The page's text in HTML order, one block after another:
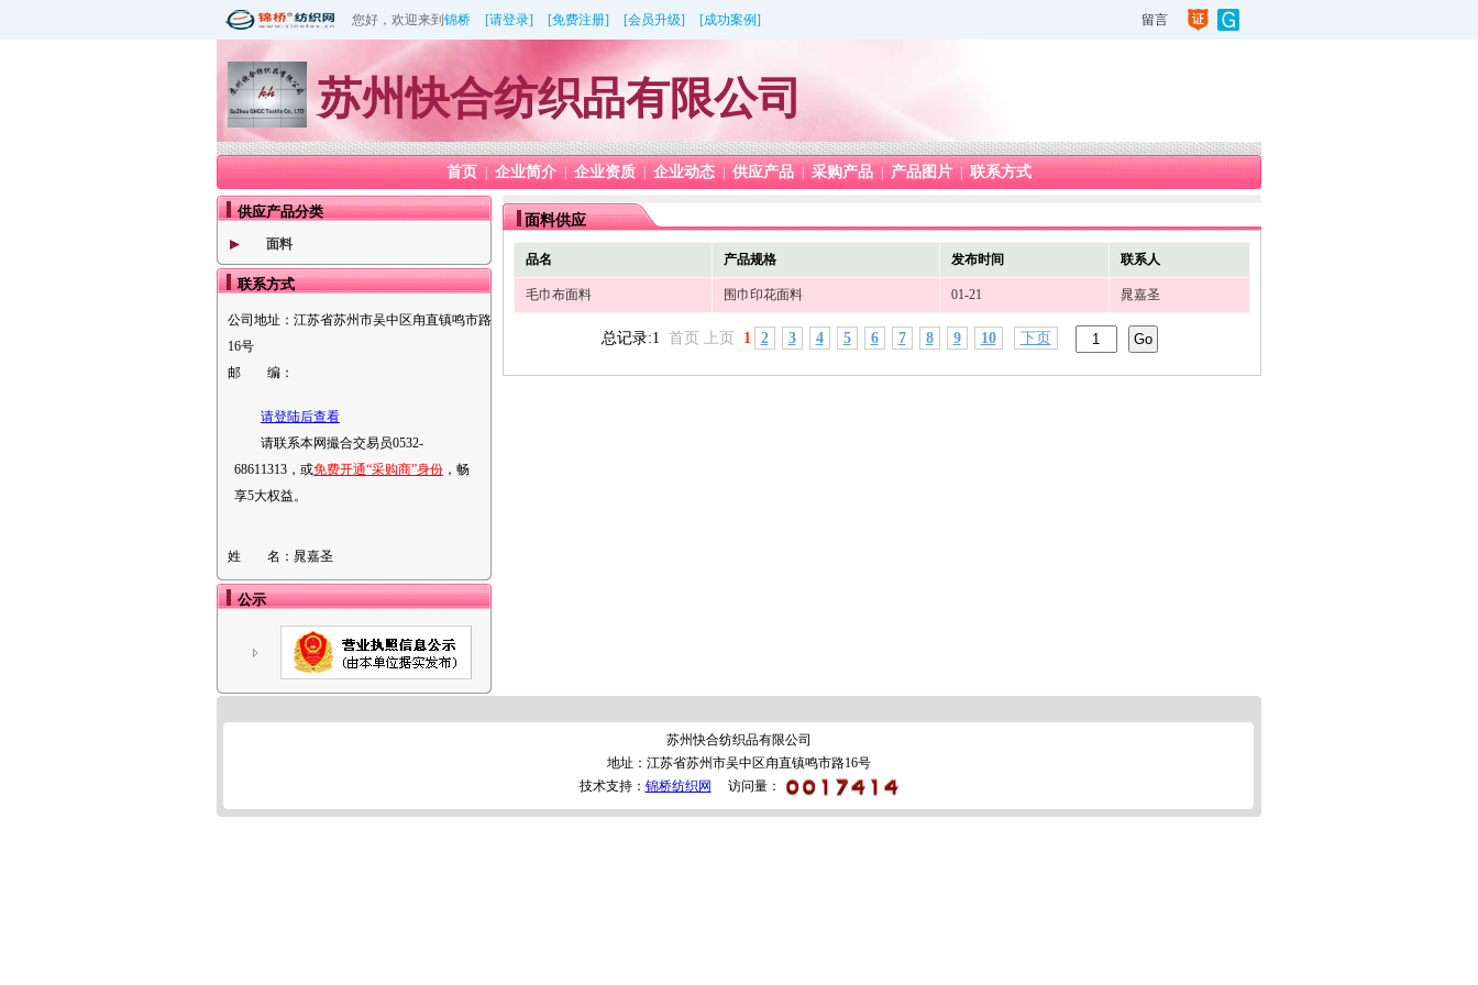
您好，欢迎来到 锦桥 [请登录] [免费注册] [会员升级] [成功案例] 留言
苏州快合纺织品有限公司
首页 企业简介 | 企业资质 企业动态 供应产品 采购产品 产品图片 | 联系方式
供应产品分类
面料
联系方式
公司地址： 江苏省苏州市吴中区甪直镇鸣市路
16号
邮 编：
请登陆后查看
请联系本网撮合交易员0532-
68611313，或免费开通“采购商”身份 ，畅
享5大权益。
姓 名： 晁嘉圣
公示
面料供应
品名 产品规格 发布时间 联系人
毛巾布面料 围巾印花面料 01-21 晁嘉圣
总记录:1 首页 上页 1 2 3 4 5 6 7 8 9 10 下页
苏州快合纺织品有限公司
地址：江苏省苏州市吴中区甪直镇鸣市路16号
技术支持： 锦桥纺织网 访问量：